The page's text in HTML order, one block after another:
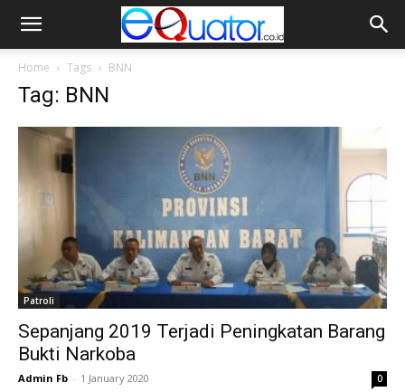
Home Tags BNN
Tag: BNN
Patroli
Sepanjang 2019 Terjadi Peningkatan Barang
Bukti Narkoba
Admin Fb - 1 January 2020 0